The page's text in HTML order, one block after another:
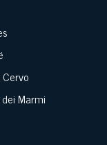
Marmi